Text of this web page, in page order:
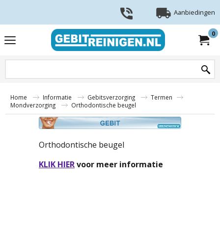
Aanbiedingen
0
Home Informatie Gebitsverzorging
Termen
Mondverzorging
Orthodontische beugel
Orthodontische beugel
KLIK HIERvoor meer informatie